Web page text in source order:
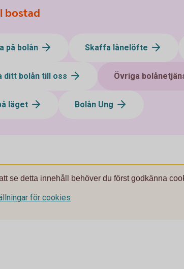
bostad
på bolån Skaffa lånelöfte
ditt bolån till oss Övriga
läget Bolån Ung
se detta innehåll behöver du först godkänna
för cookies